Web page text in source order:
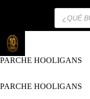
Búsqueda
PARCHE HOOLIGANS
PARCHE HOOLIGANS